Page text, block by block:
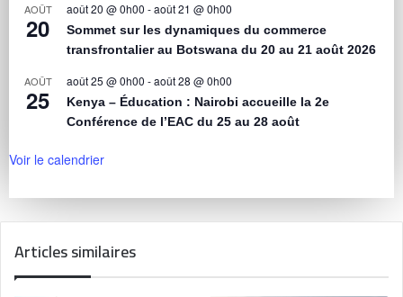
AOÛT
20
août 20 @ 0h00 -août 21 @ 0h00
Sommet sur les dynamiques du commerce
transfrontalier au Botswana du 20 au 21 août 2026
AOÛT
25
août 25 @ 0h00 -août 28 @ 0h00
Kenya – Éducation : Nairobi accueille la 2e
Conférence de l’EAC du 25 au 28 août
Voir le calendrier
Articles similaires